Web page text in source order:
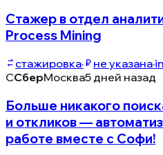
Стажер в отдел
Process Mining
стажировка· не указана·
ССберМосква5 дней назад
Больше никакого
и откликов —
работе вместе с Софи!